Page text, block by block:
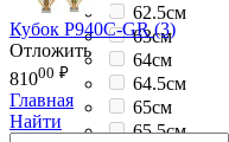
62.5см
63см
64см
64.5см
65см
65.5см
Кубок P940C-GR (3)
Отложить
81000 ₽
Главная
Найти